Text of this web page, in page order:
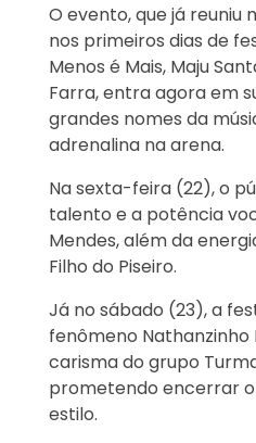
O evento, que já reuniu
nos primeiros dias de
Menos é Mais, Maju
Farra, entra agora em
grandes nomes da
adrenalina na arena.
Na sexta-feira (22), o
talento e a potência
Mendes, além da
Filho do Piseiro.
Já no sábado (23), a
fenômeno Nathanzinho
carisma do grupo
prometendo encerrar
estilo.